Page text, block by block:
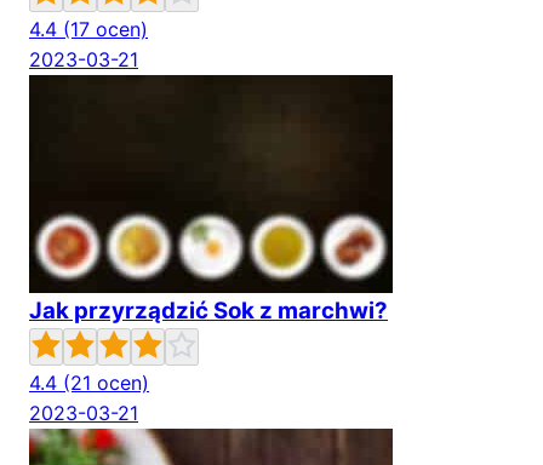
4.4 (17 ocen)
2023-03-21
Jak przyrządzić Sok z marchwi?
4.4 (21 ocen)
2023-03-21